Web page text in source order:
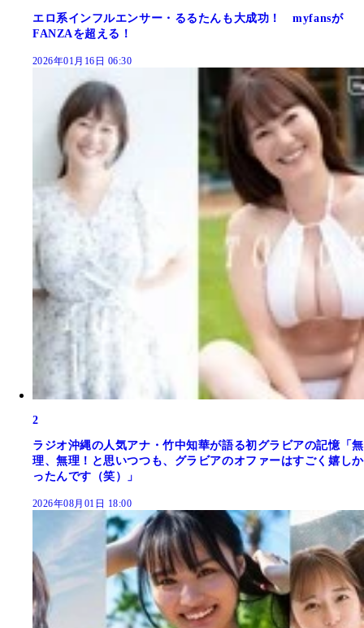
エロ系インフルエンサー・るるたんも大成功！ myfansが
FANZAを超える！
2026年01月16日 06:30
2
ラジオ沖縄の人気アナ・竹中知華が語る初グラビアの記憶「無
理、無理！と思いつつも、グラビアのオファーはすごく嬉しか
ったんです（笑）」
2026年08月01日 18:00